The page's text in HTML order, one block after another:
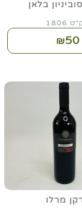
בלאן
1806
₪50
מרלו